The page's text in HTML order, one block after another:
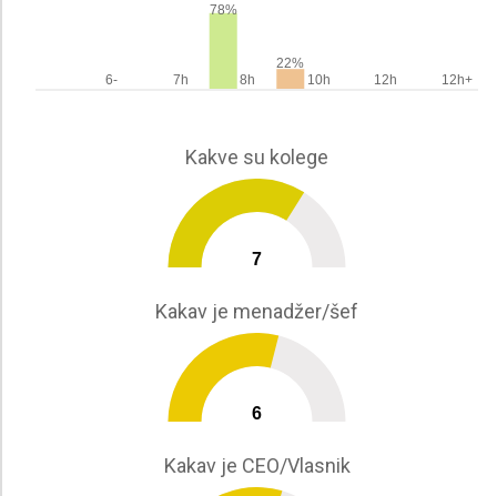
6- 7h
78%
8h
22%
10h
12h 12h+
Kakve su kolege
7
Kakav je menadžer/šef
6
Kakav je CEO/Vlasnik